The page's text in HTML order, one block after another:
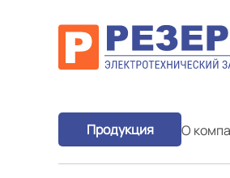
Продукция О